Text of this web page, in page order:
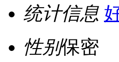
统计信息
性别保密